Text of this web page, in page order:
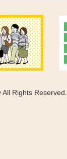
Rights Reserved.